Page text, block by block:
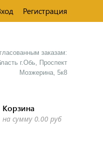
Регистрация
заказам:
г.Обь, Проспект
Мозжерина, 5к8​
Корзина
на сумму 0.00 руб